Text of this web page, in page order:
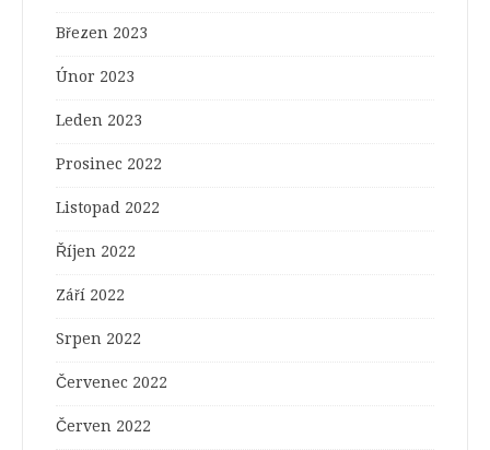
Březen 2023
Únor 2023
Leden 2023
Prosinec 2022
Listopad 2022
Říjen 2022
Září 2022
Srpen 2022
Červenec 2022
Červen 2022